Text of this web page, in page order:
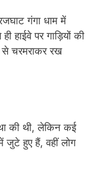
गंगा धाम में
हाईवे पर गाड़ियों की
से चरमराकर रख
की थी, लेकिन कई
जुटे हुए हैं, वहीं लोग